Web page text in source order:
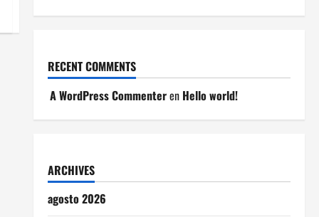
RECENT COMMENTS
A WordPress Commenteren Hello world!
ARCHIVES
agosto 2026